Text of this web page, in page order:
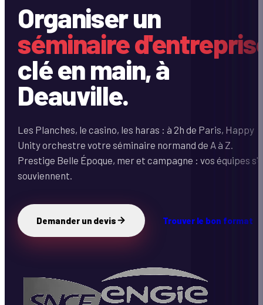
Organiser un
séminaire
clé en main, à
Deauville.
Les Planches, le casino, les haras : à 2h de Paris, Happy
Unity orchestre votre séminaire normand de A à Z.
Prestige Belle Époque, mer et campagne : vos équipes
souviennent.
Demander un devis Trouver le bon format